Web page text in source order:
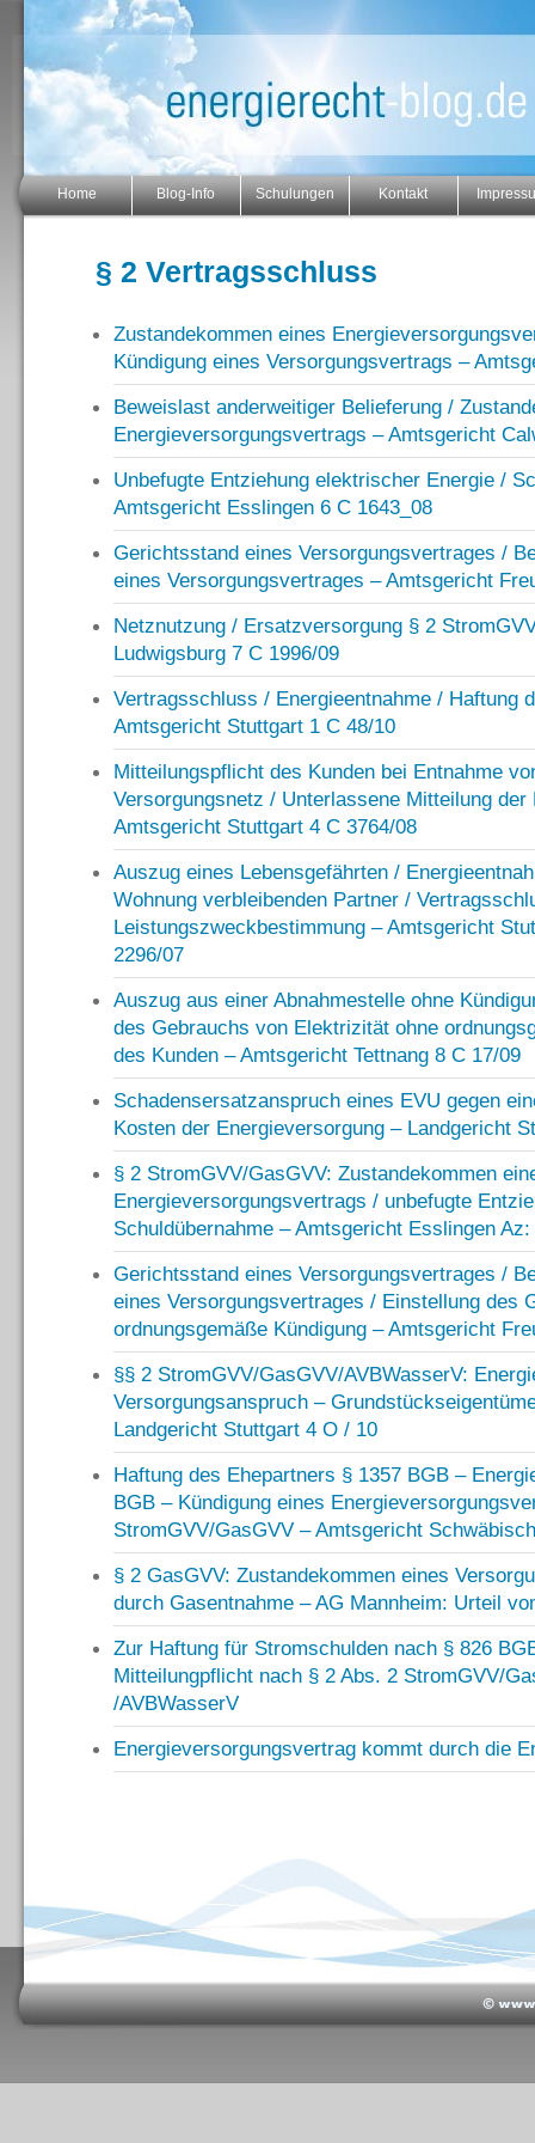
Home Blog-Info Schulungen Kontakt
§ 2 Vertragsschluss
Zustandekommen eines
Kündigung eines Versorgungsvertrags –
Beweislast anderweitiger Belieferung /
Energieversorgungsvertrags – Amtsgericht
Unbefugte Entziehung elektrischer Energie /
Amtsgericht Esslingen 6 C 1643_08
Gerichtsstand eines Versorgungsvertrages /
eines Versorgungsvertrages – Amtsgericht
Netznutzung / Ersatzversorgung § 2
Ludwigsburg 7 C 1996/09
Vertragsschluss / Energieentnahme / Haftung
Amtsgericht Stuttgart 1 C 48/10
Mitteilungspflicht des Kunden bei Entnahme
Versorgungsnetz / Unterlassene Mitteilung der
Amtsgericht Stuttgart 4 C 3764/08
Auszug eines Lebensgefährten /
Wohnung verbleibenden Partner /
Leistungszweckbestimmung – Amtsgericht
2296/07
Auszug aus einer Abnahmestelle ohne
des Gebrauchs von Elektrizität ohne
des Kunden – Amtsgericht Tettnang 8 C 17/09
Schadensersatzanspruch eines EVU gegen
Kosten der Energieversorgung – Landgericht
§ 2 StromGVV/GasGVV: Zustandekommen
Energieversorgungsvertrags / unbefugte
Schuldübernahme – Amtsgericht Esslingen
Gerichtsstand eines Versorgungsvertrages /
eines Versorgungsvertrages / Einstellung des
ordnungsgemäße Kündigung – Amtsgericht
§§ 2 StromGVV/GasGVV/AVBWasserV:
Versorgungsanspruch –
Landgericht Stuttgart 4 O / 10
Haftung des Ehepartners § 1357 BGB –
BGB – Kündigung eines
StromGVV/GasGVV – Amtsgericht
§ 2 GasGVV: Zustandekommen eines
durch Gasentnahme – AG Mannheim: Urteil
Zur Haftung für Stromschulden nach § 826
Mitteilungpflicht nach § 2 Abs. 2 StromGVV/
/AVBWasserV
Energieversorgungsvertrag kommt durch die